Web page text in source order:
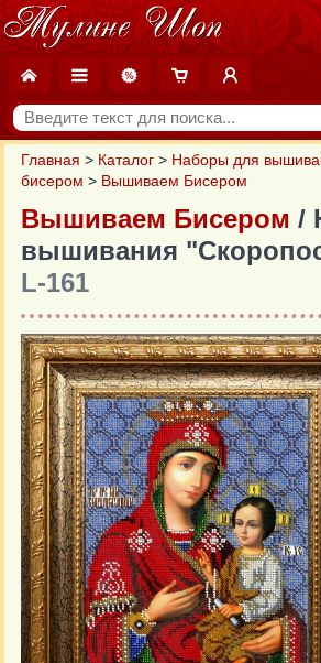
Главная > Каталог > Наборы для
бисером > Вышиваем Бисером
Вышиваем Бисером /
вышивания
L-161